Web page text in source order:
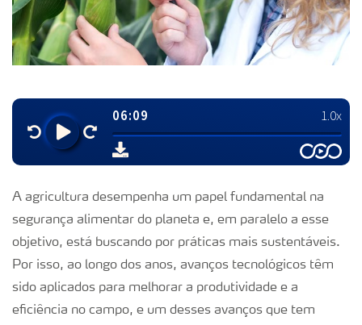
A agricultura desempenha um papel fundamental na
segurança alimentar do planeta e, em paralelo a esse
objetivo, está buscando por práticas mais sustentáveis.
Por isso, ao longo dos anos, avanços tecnológicos têm
sido aplicados para melhorar a produtividade e a
eficiência no campo, e um desses avanços que tem